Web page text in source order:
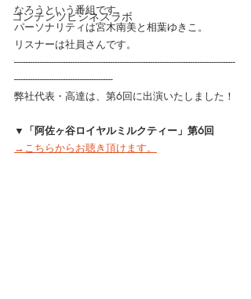
コンテンツビジネスラボ
なろうという番組です。
パーソナリティは宮木南美と相葉ゆきこ。
リスナーは社員さんです。
----------------------------------------------------------------------------------------------
------------------------------------------
弊社代表・高達は、第6回に出演いたしました！
▼「阿佐ヶ谷ロイヤルミルクティー」第6回
→こちらからお聴き頂けます。